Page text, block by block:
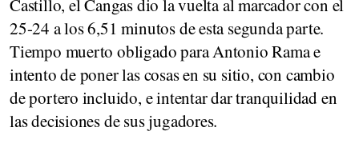
25-24 a los 6,51 minutos de esta segunda parte.
Tiempo muerto obligado para Antonio Rama e
intento de poner las cosas en su sitio, con cambio
de portero incluido, e intentar dar tranquilidad en
las decisiones de sus jugadores.